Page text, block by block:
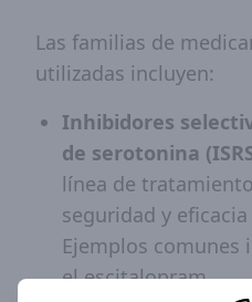
Las familias de
utilizadas incluyen:
Inhibidores
de serotonina
línea de
seguridad y
Ejemplos comunes
el escitalopram.